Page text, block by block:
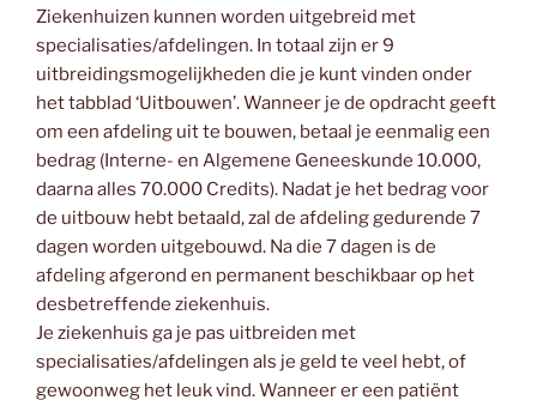
Ziekenhuizen kunnen worden uitgebreid met
specialisaties/afdelingen. In totaal zijn er 9
uitbreidingsmogelijkheden die je kunt vinden onder
het tabblad ‘Uitbouwen’. Wanneer je de opdracht geeft
om een afdeling uit te bouwen, betaal je eenmalig een
bedrag (Interne- en Algemene Geneeskunde 10.000,
daarna alles 70.000 Credits). Nadat je het bedrag voor
de uitbouw hebt betaald, zal de afdeling gedurende 7
dagen worden uitgebouwd. Na die 7 dagen is de
afdeling afgerond en permanent beschikbaar op het
desbetreffende ziekenhuis.
Je ziekenhuis ga je pas uitbreiden met
specialisaties/afdelingen als je geld te veel hebt, of
gewoonweg het leuk vind. Wanneer er een patiënt